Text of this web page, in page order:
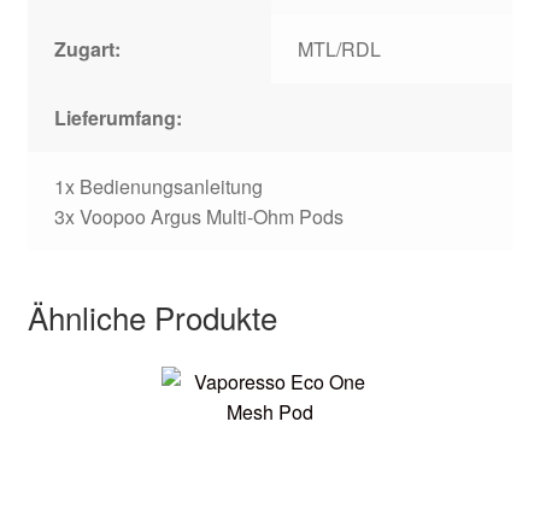
Zugart: MTL/RDL
Lieferumfang:
1x Bedienungsanleitung
3x Voopoo Argus Multi-Ohm Pods
Ähnliche Produkte